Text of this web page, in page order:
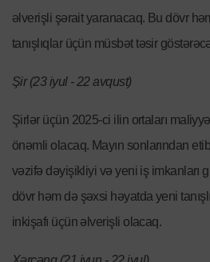
əlverişli şərait yaranacaq. Bu dövr
tanışlıqlar üçün müsbət təsir
Şir (23 iyul - 22 avqust)
Şirlər üçün 2025-ci ilin ortaları
önəmli olacaq. Mayın sonlarından
vəzifə dəyişikliyi və yeni iş imkanları
dövr həm də şəxsi həyatda yeni
inkişafı üçün əlverişli olacaq.